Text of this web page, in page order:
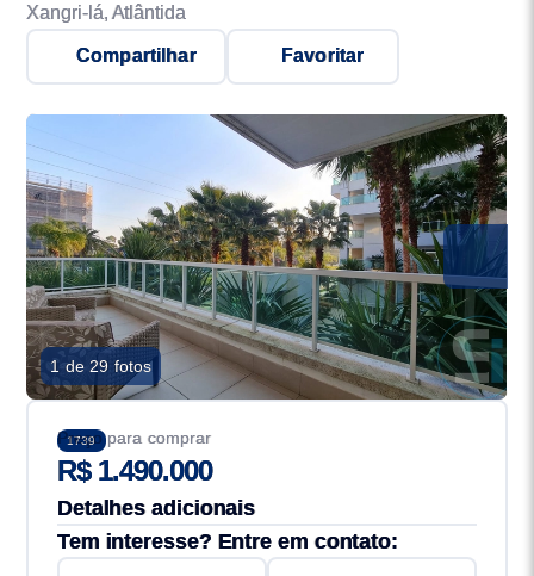
Xangri-lá, Atlântida
Compartilhar Favoritar
1 de 29 fotos
1739
Preço para comprar
R$ 1.490.000
Detalhes adicionais
Tem interesse? Entre em contato: